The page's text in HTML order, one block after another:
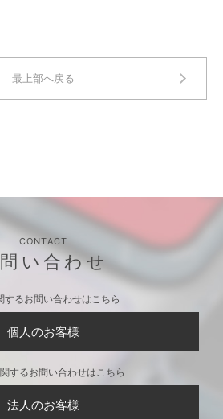
最上部へ戻る
CONTACT
い合わせ
するお問い合わせはこちら
個人のお客様
するお問い合わせはこちら
法人のお客様